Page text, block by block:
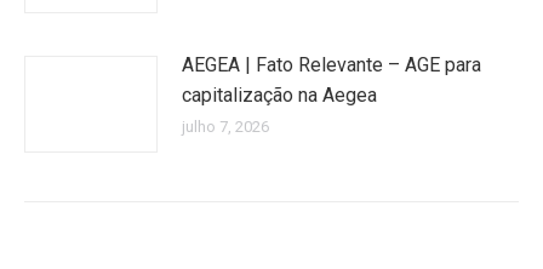
AEGEA | Fato Relevante – AGE para
capitalização na Aegea
julho 7, 2026